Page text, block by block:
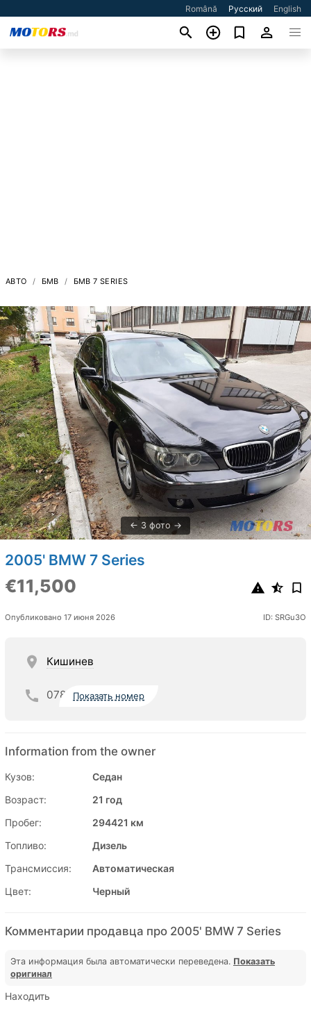
Română Русский English
АВТО БМВ БМВ 7 SERIES
3 фото
2005' BMW 7 Series
€11,500
Опубликовано 17 июня 2026 ID: SRGu3O
Кишинев
078 Показать номер
Information from the owner
Кузов:
Седан
Возраст:
21 год
Пробег:
294421 км
Топливо:
Дизель
Трансмиссия:
Автоматическая
Цвет:
Черный
Комментарии продавца про 2005' BMW 7 Series
Эта информация была автоматически переведена. Показать
оригинал
Находить